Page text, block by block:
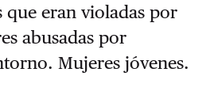
que eran violadas por
abusadas por
Mujeres jóvenes.